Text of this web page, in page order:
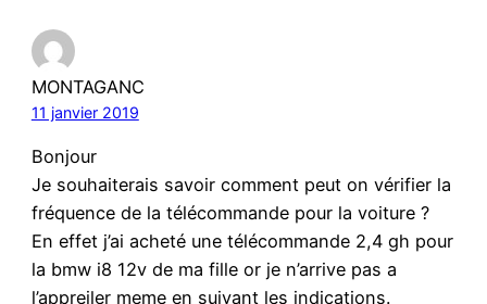
MONTAGANC
11 janvier 2019
Bonjour
Je souhaiterais savoir comment peut on vérifier la
fréquence de la télécommande pour la voiture ?
En effet j’ai acheté une télécommande 2,4 gh pour
la bmw i8 12v de ma fille or je n’arrive pas a
l’appreiler meme en suivant les indications.